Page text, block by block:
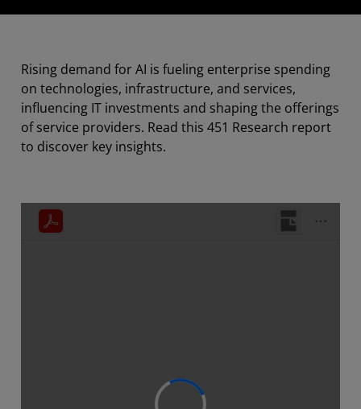
Rising demand for AI is fueling enterprise spending
on technologies, infrastructure, and services,
influencing IT investments and shaping the offerings
of service providers. Read this 451 Research report
to discover key insights.